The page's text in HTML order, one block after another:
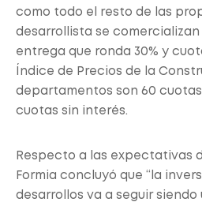
como todo el resto de las
desarrollista se comercializan
entrega que ronda 30% y
Índice de Precios de la
departamentos son 60
cuotas sin interés.
Respecto a las expectativas
Formia concluyó que “la
desarrollos va a seguir siendo